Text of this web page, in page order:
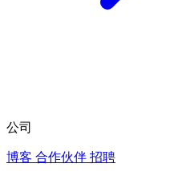
公司
博客 合作伙伴 招聘